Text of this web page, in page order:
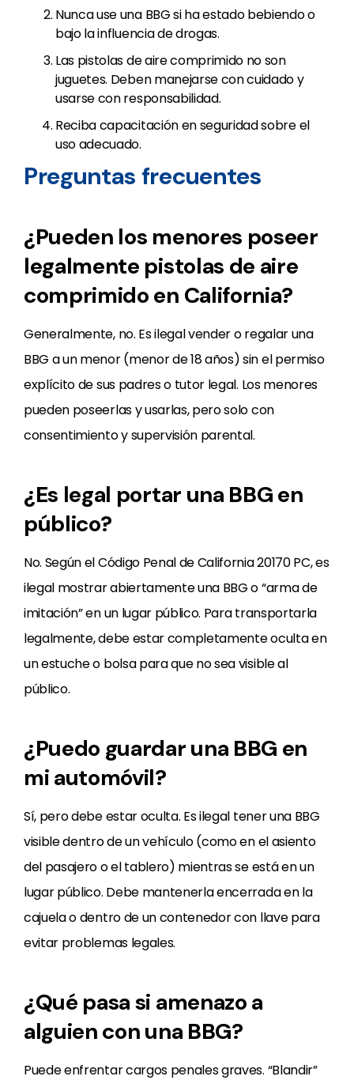
Nunca use una BBG si ha estado bebiendo o
bajo la influencia de drogas.
Las pistolas de aire comprimido no son
juguetes. Deben manejarse con cuidado y
usarse con responsabilidad.
Reciba capacitación en seguridad sobre el
uso adecuado.
Preguntas frecuentes
¿Pueden los menores poseer
legalmente pistolas de aire
comprimido en California?
Generalmente, no. Es ilegal vender o regalar una
BBG a un menor (menor de 18 años) sin el permiso
explícito de sus padres o tutor legal. Los menores
pueden poseerlas y usarlas, pero solo con
consentimiento y supervisión parental.
¿Es legal portar una BBG en
público?
No. Según el Código Penal de California 20170 PC, es
ilegal mostrar abiertamente una BBG o “arma de
imitación” en un lugar público. Para transportarla
legalmente, debe estar completamente oculta en
un estuche o bolsa para que no sea visible al
público.
¿Puedo guardar una BBG en
mi automóvil?
Sí, pero debe estar oculta. Es ilegal tener una BBG
visible dentro de un vehículo (como en el asiento
del pasajero o el tablero) mientras se está en un
lugar público. Debe mantenerla encerrada en la
cajuela o dentro de un contenedor con llave para
evitar problemas legales.
¿Qué pasa si amenazo a
alguien con una BBG?
Puede enfrentar cargos penales graves. “Blandir”